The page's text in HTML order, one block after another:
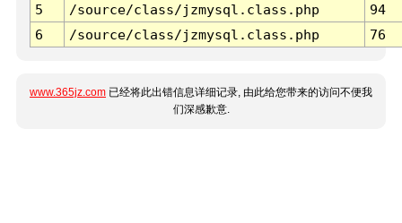
5
/source/class/jzmysql.class.php
94
6
/source/class/jzmysql.class.php 76
www.365jz.com 已经将此出错信息详细记录, 由此给您带来的访问不便我
们深感歉意.